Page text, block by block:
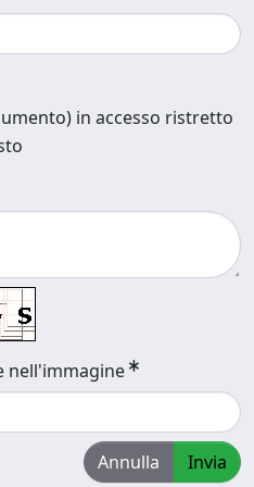
in accesso ristretto
nell'immagine
Annulla Invia